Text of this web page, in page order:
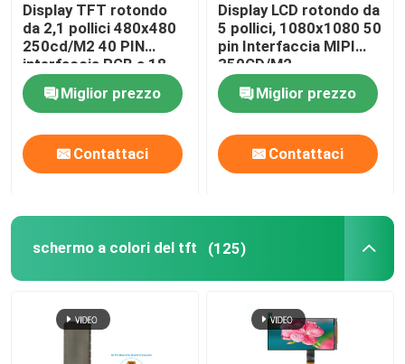
Display TFT rotondo
da 2,1 pollici 480x480
250cd/M2 40 PIN
interfaccia RGB a 18
bit
Miglior prezzo
Contattaci
Display LCD rotondo da
5 pollici, 1080x1080 50
pin Interfaccia MIPI
350CD/M2
Miglior prezzo
Contattaci
schermo a colori del tft (125)